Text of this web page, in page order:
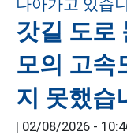
갓길 도로
모의 고속
지 못했습
| 02/08/2026 -